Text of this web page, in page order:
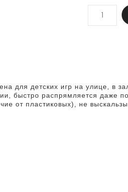
для детских игр на улице, в
распрямляется даже
от пластиковых), не